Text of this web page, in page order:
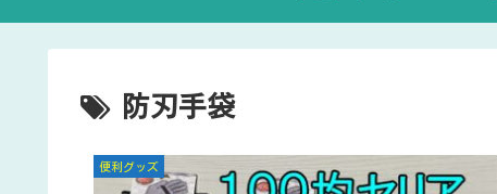
防刃手袋
便利グッズ